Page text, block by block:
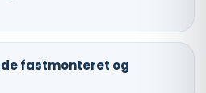
fastmonteret og